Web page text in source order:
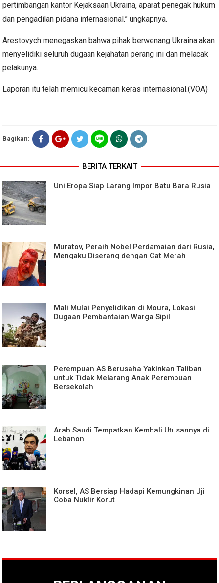
pertimbangan kantor Kejaksaan Ukraina, aparat penegak hukum
dan pengadilan pidana internasional,” ungkapnya.
Arestovych menegaskan bahwa pihak berwenang Ukraina akan
menyelidiki seluruh dugaan kejahatan perang ini dan melacak
pelakunya.
Laporan itu telah memicu kecaman keras internasional.(VOA)
Bagikan:
BERITA TERKAIT
Uni Eropa Siap Larang Impor Batu Bara Rusia
Muratov, Peraih Nobel Perdamaian dari Rusia,
Mengaku Diserang dengan Cat Merah
Mali Mulai Penyelidikan di Moura, Lokasi
Dugaan Pembantaian Warga Sipil
Perempuan AS Berusaha Yakinkan Taliban
untuk Tidak Melarang Anak Perempuan
Bersekolah
Arab Saudi Tempatkan Kembali Utusannya di
Lebanon
Korsel, AS Bersiap Hadapi Kemungkinan Uji
Coba Nuklir Korut